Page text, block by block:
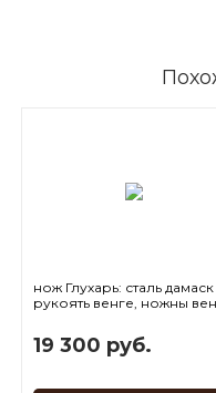
нож Глухарь: сталь дамаск
рукоять венге, ножны
19 300 руб.